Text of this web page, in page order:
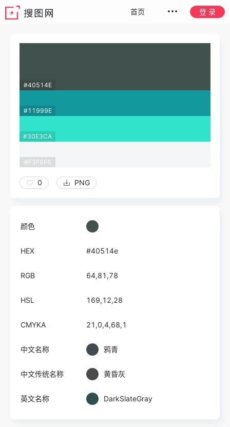
首页 登 录
#40514E
#11999E
#30E3CA
#F3F6F6
0 PNG
颜色
HEX #40514e
RGB 64,81,78
HSL 169,12,28
CMYKA 21,0,4,68,1
中文名称 鸦青
中文传统名称 黄昏灰
英文名称 DarkSlateGray